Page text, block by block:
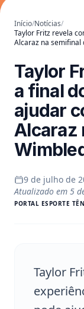
Início/Notícias/
Taylor Fritz revela
Alcaraz na semifinal
Taylor
a final
ajudar
Alcaraz
9 de julho de
Atualizado em 5
PORTAL ESPORTE
Taylor